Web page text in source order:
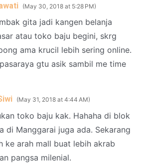
May 30, 2018 at 5:28 PM
gita jadi kangen belanja
atau toko baju begini, skrg
ama krucil lebih sering online.
gtu asik sambil me time
May 31, 2018 at 4:44 AM
toko baju kak. Hahaha di blok
di Manggarai juga ada. Sekarang
ke arah mall buat lebih akrab
pangsa milenial.